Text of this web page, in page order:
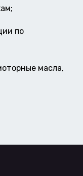
по
масла,